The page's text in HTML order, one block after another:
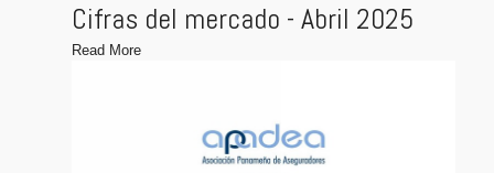
Cifras del mercado - Abril 2025
Read More